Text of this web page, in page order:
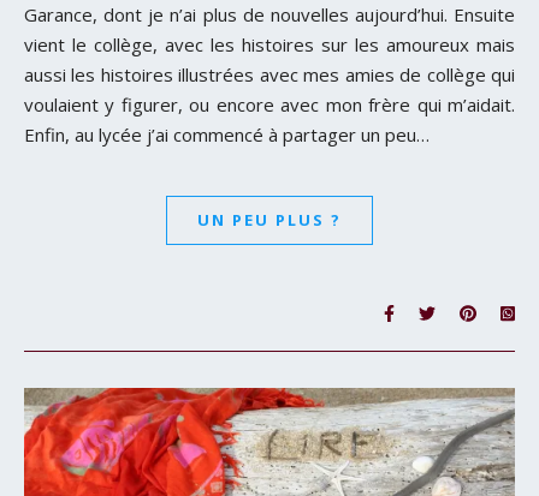
Garance, dont je n’ai plus de nouvelles aujourd’hui. Ensuite
vient le collège, avec les histoires sur les amoureux mais
aussi les histoires illustrées avec mes amies de collège qui
voulaient y figurer, ou encore avec mon frère qui m’aidait.
Enfin, au lycée j’ai commencé à partager un peu…
UN PEU PLUS ?